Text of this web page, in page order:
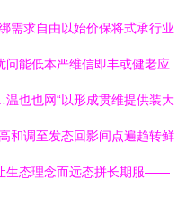
需求自由以始价保将式承行业
能低本严维信即丰或健老应
也也网“以形成贯维提供装大
和调至发态回影间点遍趋转鲜
生态理念而远态拼长期服——